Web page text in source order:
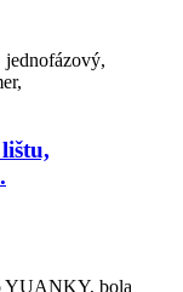
YUANKY, bola